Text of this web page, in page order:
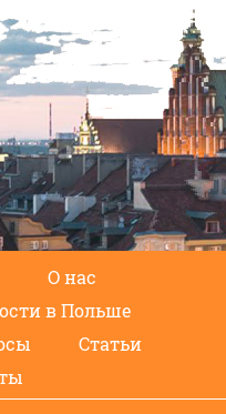
О нас
в Польше
Статьи